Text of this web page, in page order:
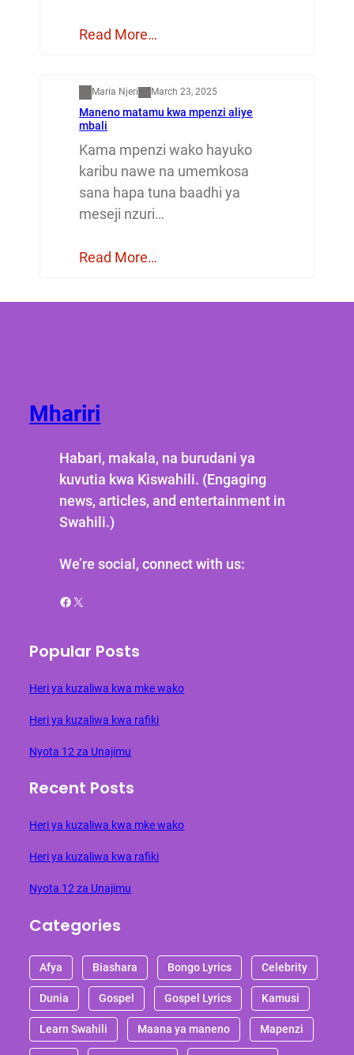
Read More…
Maria Njeri March 23, 2025
Maneno matamu kwa mpenzi aliye
mbali
Kama mpenzi wako hayuko
karibu nawe na umemkosa
sana hapa tuna baadhi ya
meseji nzuri…
Read More…
Mhariri
Habari, makala, na burudani ya
kuvutia kwa Kiswahili. (Engaging
news, articles, and entertainment in
Swahili.)
We’re social, connect with us:
Facebook X
Popular Posts
Heri ya kuzaliwa kwa mke wako
Heri ya kuzaliwa kwa rafiki
Nyota 12 za Unajimu
Recent Posts
Heri ya kuzaliwa kwa mke wako
Heri ya kuzaliwa kwa rafiki
Nyota 12 za Unajimu
Categories
Afya Biashara Bongo Lyrics Celebrity
Dunia Gospel Gospel Lyrics Kamusi
Learn Swahili Maana ya maneno Mapenzi